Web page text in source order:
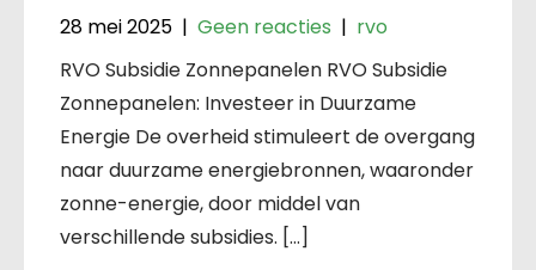
28 mei 2025 | Geen reacties | rvo
RVO Subsidie Zonnepanelen RVO Subsidie
Zonnepanelen: Investeer in Duurzame
Energie De overheid stimuleert de overgang
naar duurzame energiebronnen, waaronder
zonne-energie, door middel van
verschillende subsidies. […]